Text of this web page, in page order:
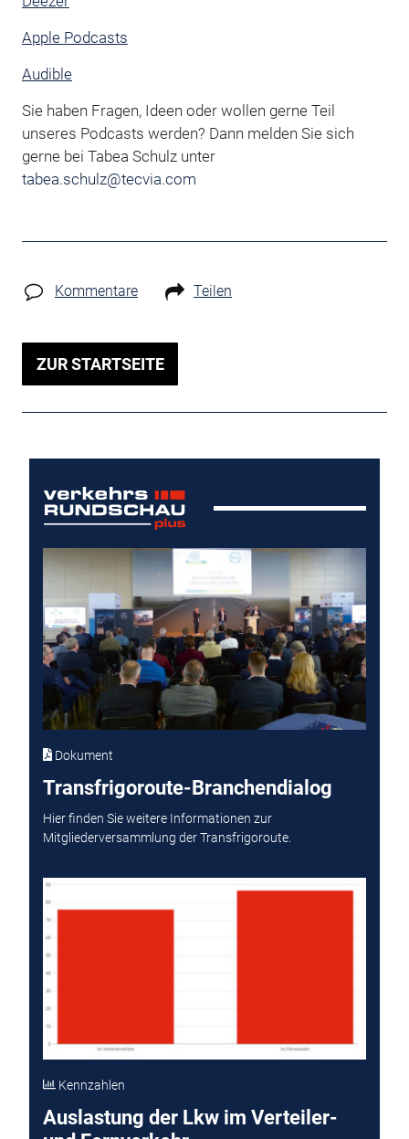
Apple Podcasts
Audible
Sie haben Fragen, Ideen oder wollen gerne Teil
unseres Podcasts werden? Dann melden Sie sich
gerne bei Tabea Schulz unter
tabea.schulz@tecvia.com
Kommentare Teilen
ZUR STARTSEITE
Dokument
Transfrigoroute-Branchendialog
Hier finden Sie weitere Informationen zur
Mitgliederversammlung der Transfrigoroute.
Kennzahlen
Auslastung der Lkw im Verteiler-